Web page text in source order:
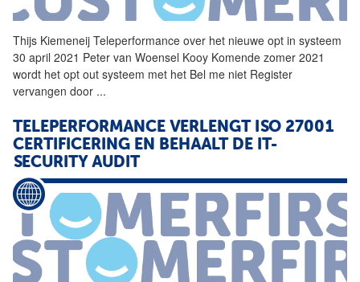
Thijs Kiemeneij Teleperformance over het nieuwe opt in systeem
30 april 2021 Peter van Woensel Kooy Komende zomer 2021
wordt het opt out systeem met het Bel me niet Register
vervangen door ...
TELEPERFORMANCE VERLENGT ISO 27001
CERTIFICERING EN BEHAALT DE IT-
SECURITY AUDIT